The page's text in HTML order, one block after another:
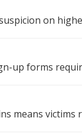
on
up forms
means victims